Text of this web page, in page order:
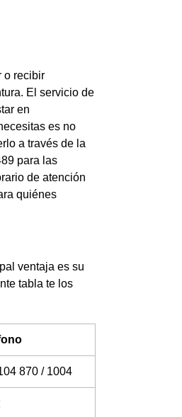
o recibir
El servicio de
en
es no
a través de la
para las
de atención
quiénes
ventaja es su
tabla te los
870 / 1004